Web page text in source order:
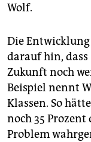
Wolf.
Die Entwicklung
darauf hin, dass
Zukunft noch
Beispiel nennt
Klassen. So
noch 35
Problem